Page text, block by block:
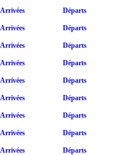
Arrivées Départs
Arrivées Départs
Arrivées Départs
Arrivées Départs
Arrivées Départs
Arrivées Départs
Arrivées Départs
Arrivées Départs
Arrivées Départs